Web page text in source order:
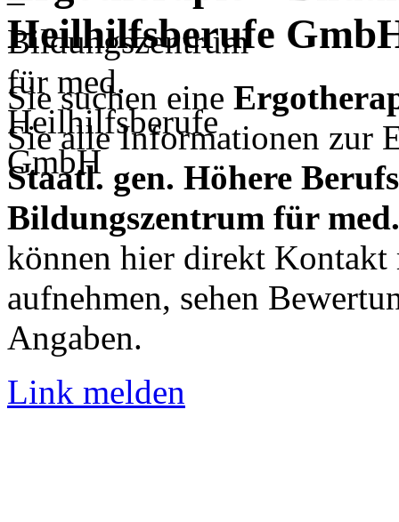
Heilhilfsberufe
Sie suchen eine
Sie alle Informationen zur
Staatl. gen. Höhere
Bildungszentrum für
können hier direkt
aufnehmen, sehen
Angaben.
Link melden